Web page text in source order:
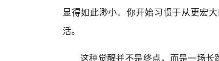
显得如此渺小。你开始习惯于从更宏
活。
这种觉醒并不是终点，而是一场长